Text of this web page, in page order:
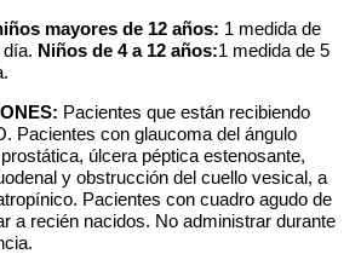
mayores de 12 años: 1 medida de
Niños de 4 a 12 años:1 medida de 5
Pacientes que están recibiendo
Pacientes con glaucoma del ángulo
úlcera péptica estenosante,
y obstrucción del cuello vesical, a
Pacientes con cuadro agudo de
a recién nacidos. No administrar durante